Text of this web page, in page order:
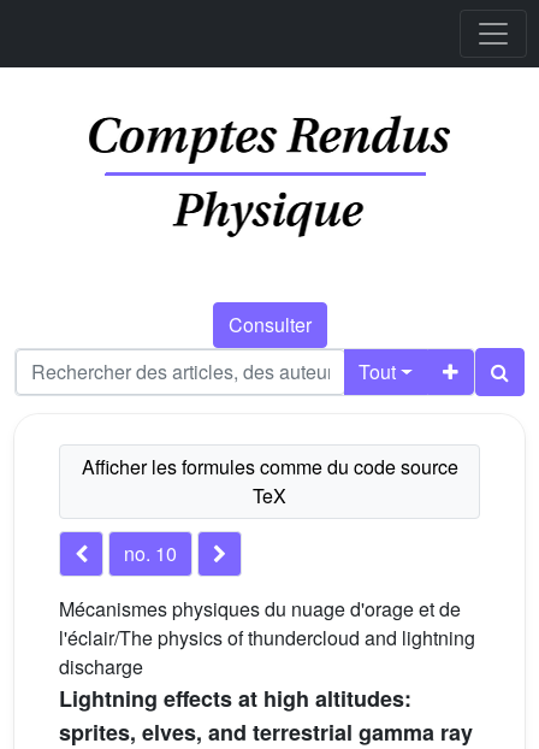
Consulter
Tout
no. 10
Mécanismes physiques du nuage d'orage et de
l'éclair/The physics of thundercloud and lightning
discharge
Lightning effects at high altitudes:
sprites, elves, and terrestrial gamma ray